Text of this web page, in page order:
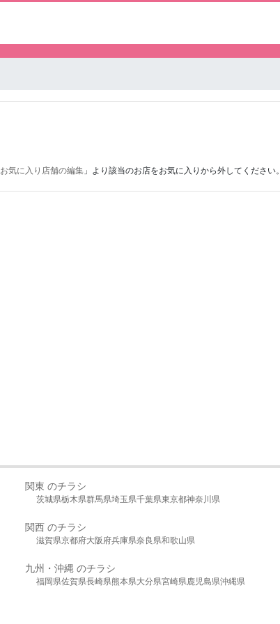
お気に入り店舗の編集 」より該当のお店をお気に入りから外してください。
関東 のチラシ
茨城県栃木県群馬県埼玉県千葉県東京都神奈川県
関西 のチラシ
滋賀県京都府大阪府兵庫県奈良県和歌山県
九州・沖縄 のチラシ
福岡県佐賀県長崎県熊本県大分県宮崎県 鹿児島県沖縄県